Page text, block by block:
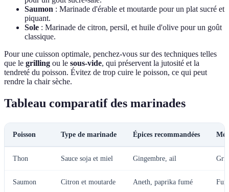
Saumon : Marinade d'érable et moutarde pour un plat sucré et
piquant.
Sole : Marinade de citron, persil, et huile d'olive pour un goût
classique.
Pour une cuisson optimale, penchez-vous sur des techniques telles
que le grilling ou le sous-vide, qui préservent la jutosité et la
tendreté du poisson. Évitez de trop cuire le poisson, ce qui peut
rendre la chair sèche.
Tableau comparatif des marinades
Poisson Type de marinade Épices recommandées
Thon Sauce soja et miel Gingembre, ail
Saumon Citron et moutarde Aneth, paprika fumé